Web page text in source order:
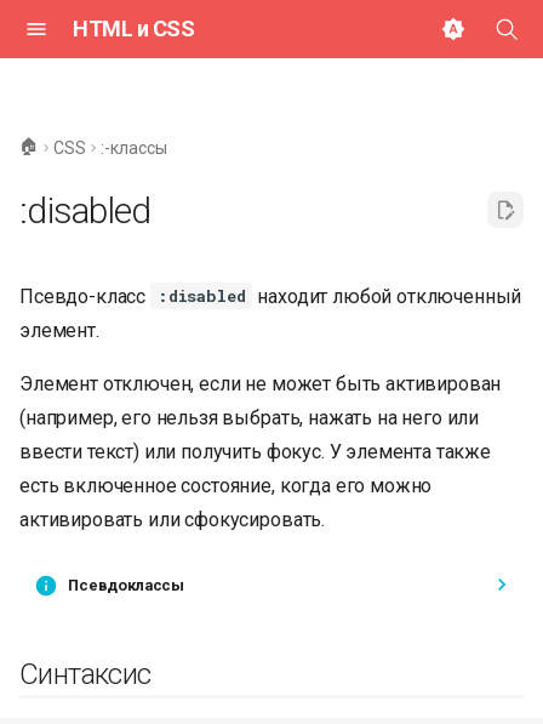
HTML и CSS
ц
л
и
з
ц
🏠 CSS :-классы
:disabled
Псевдо-класс :disabled
находит любой отключенный
элемент.
Элемент отключен, если не может быть активирован
(например, его нельзя выбрать, нажать на него или
ввести текст) или получить фокус. У элемента также
есть включенное состояние, когда его можно
активировать или сфокусировать.
Псевдоклассы
Синтаксис